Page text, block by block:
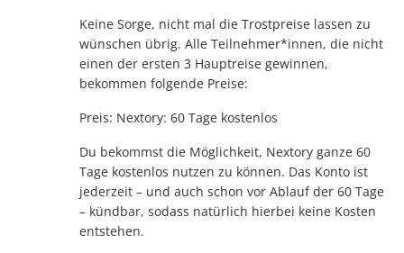
Keine Sorge, nicht mal die Trostpreise lassen zu
wünschen übrig. Alle Teilnehmer*innen, die nicht
einen der ersten 3 Hauptreise gewinnen,
bekommen folgende Preise:
Preis: Nextory: 60 Tage kostenlos
Du bekommst die Möglichkeit, Nextory ganze 60
Tage kostenlos nutzen zu können. Das Konto ist
jederzeit – und auch schon vor Ablauf der 60 Tage
– kündbar, sodass natürlich hierbei keine Kosten
entstehen.